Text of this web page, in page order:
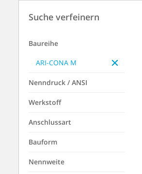
Suche verfeinern
Baureihe
ARI-CONA M
Nenndruck / ANSI
Werkstoff
Anschlussart
Bauform
Nennweite